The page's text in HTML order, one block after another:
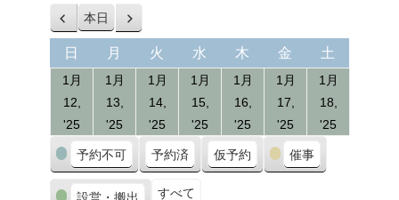
前
へ
本日
次
へ
日
曜
月
曜
火
曜
水
曜
木
曜
金
曜
土
曜
1月
12,
'25 12/01/2025
1月
13,
'25 13/01/2025
1月
14,
'25 14/01/2025
1月
15,
'25 15/01/2025
1月
16,
'25 16/01/2025
1月
17,
'25 17/01/2025
1月
18,
'25
カ
テ
ゴ
予約不可 予約済 仮予約 催事
すべて